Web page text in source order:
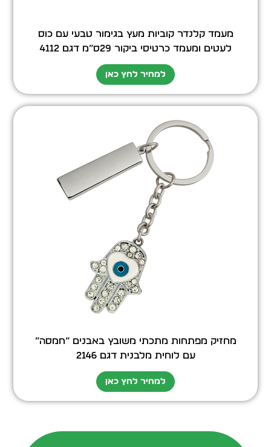
מעמד קלנדר קוביות מעץ בגימור טבעי עם כוס
לעטים ומעמד כרטיסי ביקור 29ס”מ דגם 4112
למחיר לחץ כאן
מחזיק מפתחות מתכתי משובץ באבנים “חמסה”
עם לוחית מלבנית דגם 2146
למחיר לחץ כאן